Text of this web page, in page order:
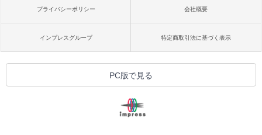
プライバシーポリシー 会社概要
インプレスグループ 特定商取引法に基づく表示
PC版で見る